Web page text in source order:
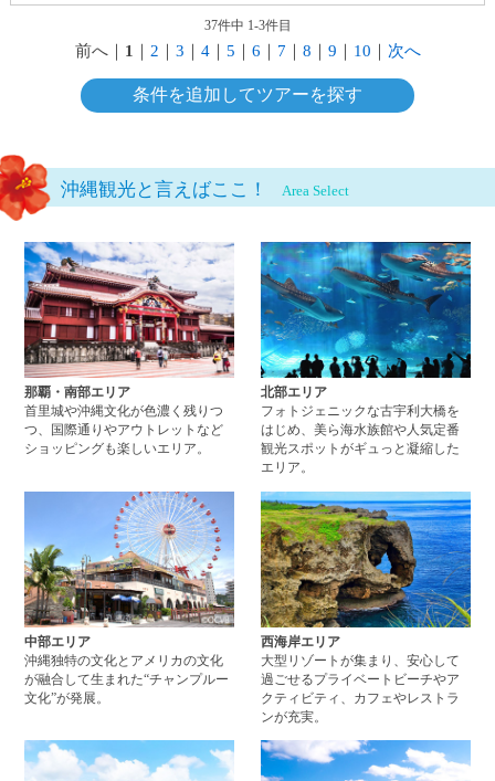
37件中 1-3件目
前へ｜ 1 2 3 4｜ 5 6 7 8 9 10 次へ
条件を追加してツアーを探す
沖縄観光と言えばここ！ Area Select
那覇・南部エリア
首里城や沖縄文化が色濃く残りつ
つ、国際通りやアウトレットなど
ショッピングも楽しいエリア。
那覇・南部エリアページへ
北部エリア
フォトジェニックな古宇利大橋を
はじめ、美ら海水族館や人気定番
観光スポットがギュっと凝縮した
エリア。
中部エリア
沖縄独特の文化とアメリカの文化
が融合して生まれた“チャンプルー
文化”が発展。
中部エリアページへ
西海岸エリア
大型リゾートが集まり、安心して
過ごせるプライベートビーチやア
クティビティ、カフェやレストラ
ンが充実。
やんばるエリアページへ